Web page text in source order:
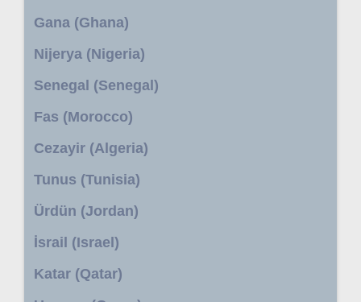
Gana (Ghana)
Nijerya (Nigeria)
Senegal (Senegal)
Fas (Morocco)
Cezayir (Algeria)
Tunus (Tunisia)
Ürdün (Jordan)
İsrail (Israel)
Katar (Qatar)